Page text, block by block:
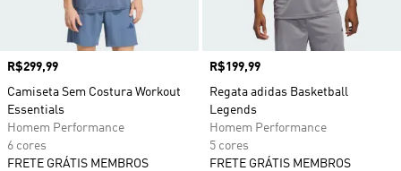
Preço
R$299,99
Camiseta Sem Costura Workout
Essentials
Homem Performance
6 cores
FRETE GRÁTIS MEMBROS
Preço
R$199,99
Regata adidas Basketball
Legends
Homem Performance
5 cores
FRETE GRÁTIS MEMBROS